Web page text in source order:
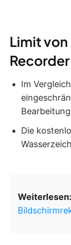
Limit
Recorder
Im
Bearbeitung
Die
Weiterlesen: